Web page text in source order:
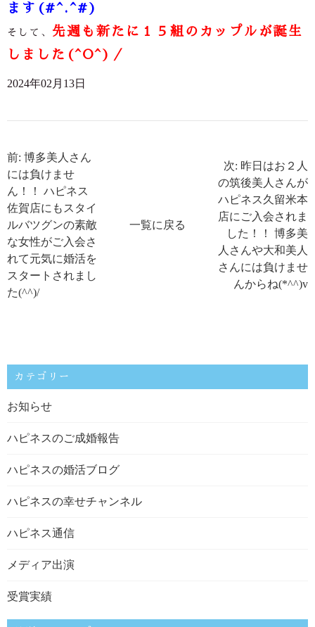
ます(#^.^#)
そして、 先週も新たに１５組のカップルが誕生
しました(^O^)／
2024年02月13日
前: 博多美人さん
には負けませ
ん！！ ハピネス
佐賀店にもスタイ
ルバツグンの素敵
な女性がご入会さ
れて元気に婚活を
スタートされまし
た(^^)/
一覧に戻る
次: 昨日はお２人
の筑後美人さんが
ハピネス久留米本
店にご入会されま
した！！ 博多美
人さんや大和美人
さんには負けませ
んからね(*^^)v
カテゴリー
お知らせ
ハピネスのご成婚報告
ハピネスの婚活ブログ
ハピネスの幸せチャンネル
ハピネス通信
メディア出演
受賞実績